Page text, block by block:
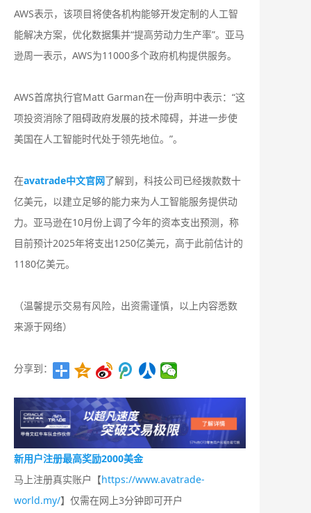
AWS表示，该项目将使各机构能够开发定制的人工智
能解决方案，优化数据集并“提高劳动力生产率”。亚马
逊周一表示，AWS为11000多个政府机构提供服务。
AWS首席执行官Matt Garman在一份声明中表示：“这
项投资消除了阻碍政府发展的技术障碍，并进一步使
美国在人工智能时代处于领先地位。”。
在avatrade中文官网了解到，科技公司已经拨款数十
亿美元，以建立足够的能力来为人工智能服务提供动
力。亚马逊在10月份上调了今年的资本支出预测，称
目前预计2025年将支出1250亿美元，高于此前估计的
1180亿美元。
（温馨提示交易有风险，出资需谨慎，以上内容悉数
来源于网络）
分享到：
新用户注册最高奖励2000美金
马上注册真实账户【https://www.avatrade-
world.my/】仅需在网上3分钟即可开户